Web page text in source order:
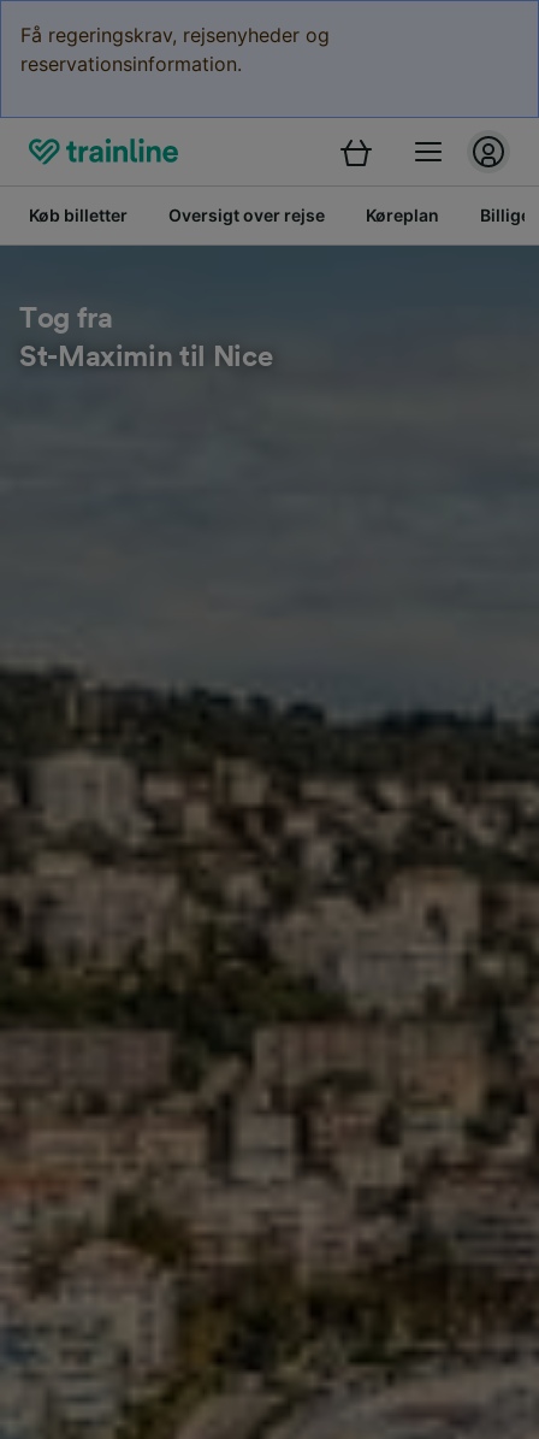
Få regeringskrav, rejsenyheder og
reservationsinformation.
Køb billetter Oversigt over rejse Køreplan Billige
Tog fra
St-Maximin til Nice